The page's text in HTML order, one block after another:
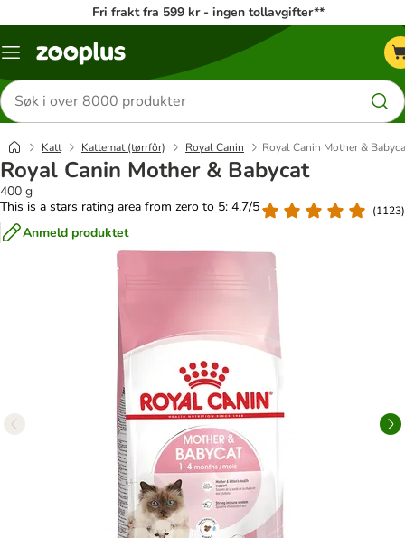
Fri frakt fra 599 kr - ingen tollavgifter**
Katalogmeny
Søk
etter
produkter
Katt Kattemat (tørrfôr) Royal Canin Royal Canin Mother &
Royal Canin Mother & Babycat
400 g
This is a stars rating area from zero to 5: 4.7/5
(1123)
Anmeld produktet